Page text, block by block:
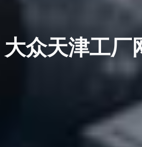
大众天津工厂